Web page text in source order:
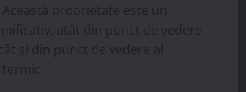
proprietate este un
atât din punct de vedere
și din punct de vedere al